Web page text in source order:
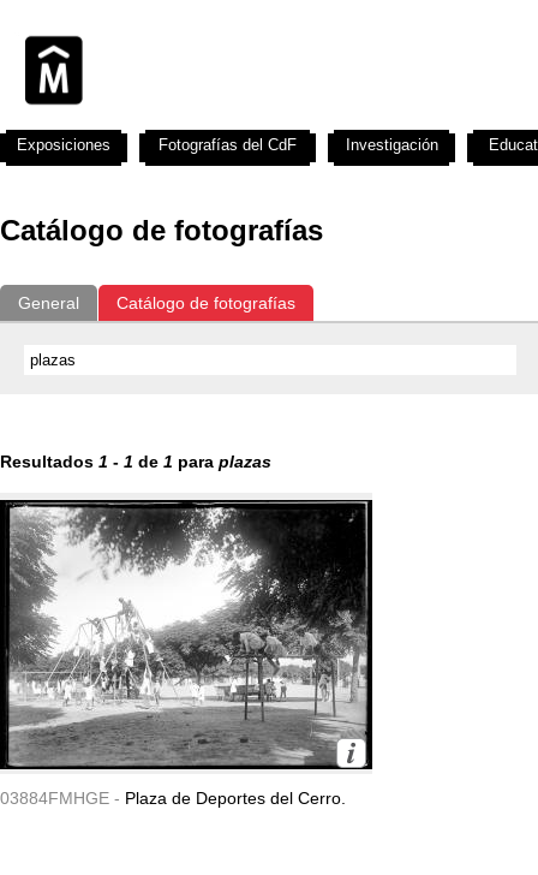
Catálogo de fotografías
General Catálogo de fotografías
Resultados 1 - 1 de 1 para plazas
03884FMHGE - Plaza de Deportes del Cerro.
Exposiciones Fotografías del CdF Investigación